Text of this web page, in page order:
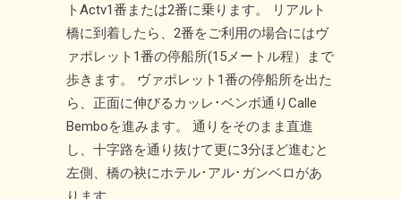
トActv1番または2番に乗ります。 リアルト
橋に到着したら、2番をご利用の場合にはヴ
ァポレット1番の停船所(15メートル程）まで
歩きます。 ヴァポレット1番の停船所を出た
ら、正面に伸びるカッレ･ベンボ通りCalle
Bemboを進みます。 通りをそのまま直進
し、十字路を通り抜けて更に3分ほど進むと
左側、橋の袂にホテル･アル･ガンベロがあ